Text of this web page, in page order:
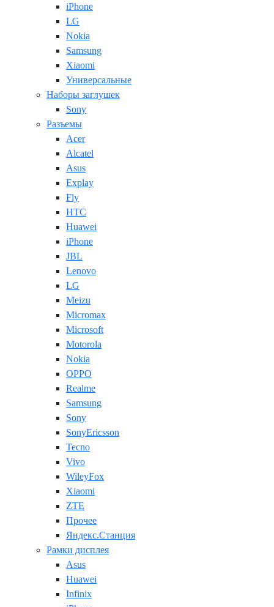
iPhone
LG
Nokia
Samsung
Xiaomi
Универсальные
Наборы заглушек
Sony
Разъемы
Acer
Alcatel
Asus
Explay
Fly
HTC
Huawei
iPhone
JBL
Lenovo
LG
Meizu
Micromax
Microsoft
Motorola
Nokia
OPPO
Realme
Samsung
Sony
SonyEricsson
Tecno
Vivo
WileyFox
Xiaomi
ZTE
Прочее
Яндекс.Станция
Рамки дисплея
Asus
Huawei
Infinix